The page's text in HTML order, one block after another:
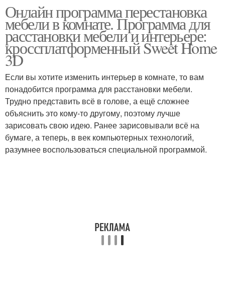
Онлайн программа перестановка
мебели в комнате. Программа для
расстановки мебели и интерьере:
кроссплатформенный Sweet Home
3D
Если вы хотите изменить интерьер в комнате, то вам
понадобится программа для расстановки мебели.
Трудно представить всё в голове, а ещё сложнее
объяснить это кому-то другому, поэтому лучше
зарисовать свою идею. Ранее зарисовывали всё на
бумаге, а теперь, в век компьютерных технологий,
разумнее воспользоваться специальной программой.